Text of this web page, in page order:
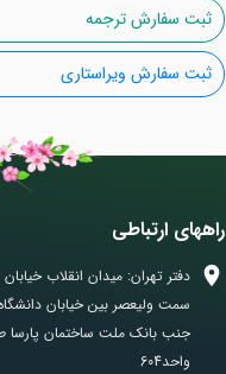
ثبت سفارش ترجمه
ثبت سفارش ویراستاری
راههای ارتباطی
دفتر تهران: میدان انقلاب خیابان
سمت ولیعصر بین خیابان
واحد604